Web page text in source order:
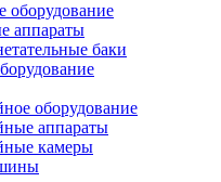
оборудование
аппараты
баки
оборудование
аппараты
камеры